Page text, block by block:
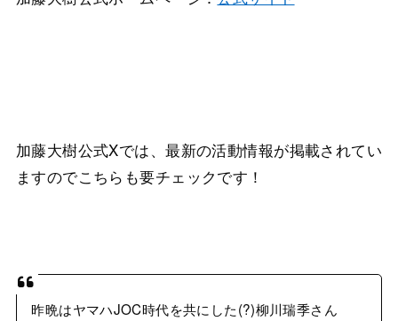
加藤大樹公式Xでは、最新の活動情報が掲載されてい
ますのでこちらも要チェックです！
昨晩はヤマハJOC時代を共にした(?)柳川瑞季さん